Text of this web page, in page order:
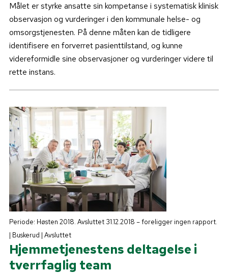
Målet er styrke ansatte sin kompetanse i systematisk klinisk
observasjon og vurderinger i den kommunale helse- og
omsorgstjenesten. På denne måten kan de tidligere
identifisere en forverret pasienttilstand, og kunne
videreformidle sine observasjoner og vurderinger videre til
rette instans.
Periode: Høsten 2018. Avsluttet 31.12.2018 – foreligger ingen rapport.
| Buskerud | Avsluttet
Hjemmetjenestens deltagelse i
tverrfaglig team